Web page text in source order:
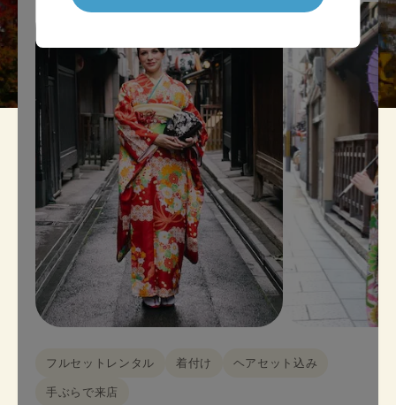
フルセットレンタル 着付け ヘアセット込み
手ぶらで来店